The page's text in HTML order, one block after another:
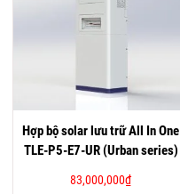
Hợp bộ solar lưu trữ All In One
TLE-P5-E7-UR (Urban series)
83,000,000₫